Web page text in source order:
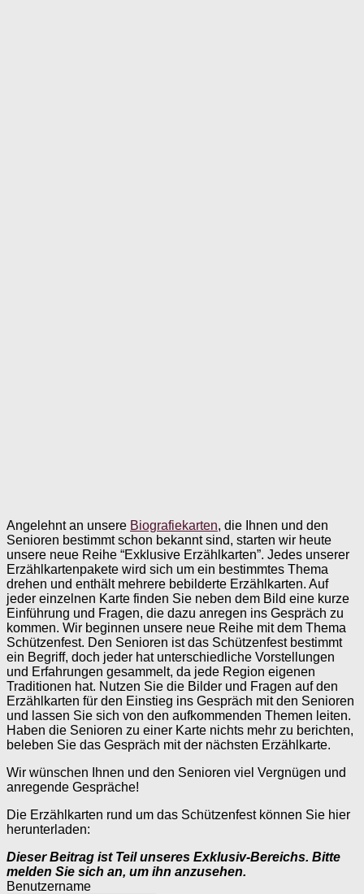
Angelehnt an unsere Biografiekarten, die Ihnen und den
Senioren bestimmt schon bekannt sind, starten wir heute
unsere neue Reihe “Exklusive Erzählkarten”. Jedes unserer
Erzählkartenpakete wird sich um ein bestimmtes Thema
drehen und enthält mehrere bebilderte Erzählkarten. Auf
jeder einzelnen Karte finden Sie neben dem Bild eine kurze
Einführung und Fragen, die dazu anregen ins Gespräch zu
kommen. Wir beginnen unsere neue Reihe mit dem Thema
Schützenfest. Den Senioren ist das Schützenfest bestimmt
ein Begriff, doch jeder hat unterschiedliche Vorstellungen
und Erfahrungen gesammelt, da jede Region eigenen
Traditionen hat. Nutzen Sie die Bilder und Fragen auf den
Erzählkarten für den Einstieg ins Gespräch mit den Senioren
und lassen Sie sich von den aufkommenden Themen leiten.
Haben die Senioren zu einer Karte nichts mehr zu berichten,
beleben Sie das Gespräch mit der nächsten Erzählkarte.
Wir wünschen Ihnen und den Senioren viel Vergnügen und
anregende Gespräche!
Die Erzählkarten rund um das Schützenfest können Sie hier
herunterladen:
Dieser Beitrag ist Teil unseres Exklusiv-Bereichs. Bitte
melden Sie sich an, um ihn anzusehen.
Benutzername